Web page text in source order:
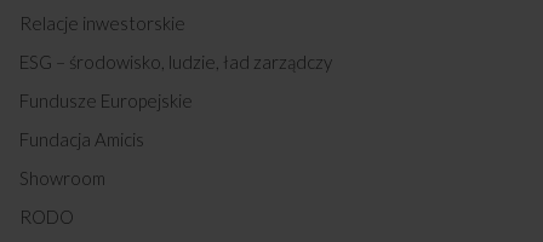
Relacje inwestorskie
ESG – środowisko, ludzie, ład zarządczy
Fundusze Europejskie
Fundacja Amicis
Showroom
RODO